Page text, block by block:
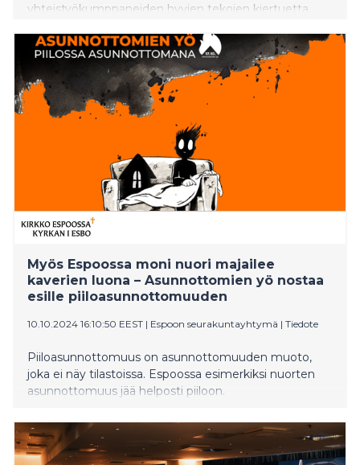
yhteistyökumppaneiden hyvien tekojen kiertuetta,
lounasta ja auttajat ja avun tarvitsijat saman katon alle.
Myös Espoossa moni nuori majailee
kaverien luona – Asunnottomien yö nostaa
esille piiloasunnottomuuden
10.10.2024 16:10:50 EEST | Espoon seurakuntayhtymä | Tiedote
Piiloasunnottomuus on asunnottomuuden muoto,
joka ei näy tilastoissa. Espoossa esimerkiksi nuorten
asunnottomuus jää helposti piiloon.